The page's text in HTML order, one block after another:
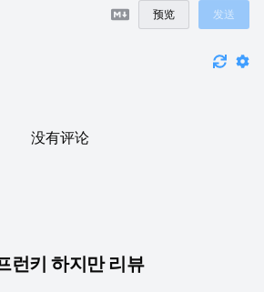
预览 发送
没有评论
런키 하지만 리뷰